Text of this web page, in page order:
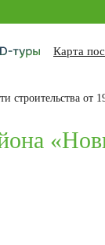
Карта
строительства от